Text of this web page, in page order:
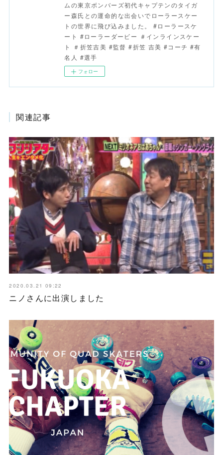
ムの東京ボンバーズ初代キャプテンのタイガ
ー森氏との運命的な出会いでローラースケー
トの世界に飛び込みました。 #ローラースケ
ート #ローラーダービー ＃インラインスケー
ト ＃折笠吉美 #監督 #折笠 吉美 #コーチ #有
名人 #選手
フォロー
関連記事
2020.03.21 09:22
ニノさんに出演しました